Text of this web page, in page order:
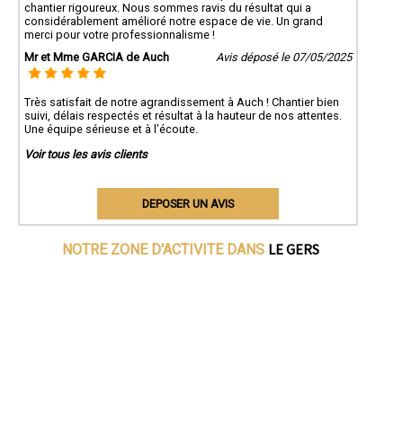
chantier rigoureux. Nous sommes ravis du résultat qui a
considérablement amélioré notre espace de vie. Un grand
merci pour votre professionnalisme !
Mr et Mme GARCIA de Auch
Avis déposé le 07/05/2025
Très satisfait de notre agrandissement à Auch ! Chantier bien
suivi, délais respectés et résultat à la hauteur de nos attentes.
Une équipe sérieuse et à l’écoute.
Voir tous les avis clients
DEPOSER UN AVIS
NOTRE ZONE D'ACTIVITE DANS LE GERS